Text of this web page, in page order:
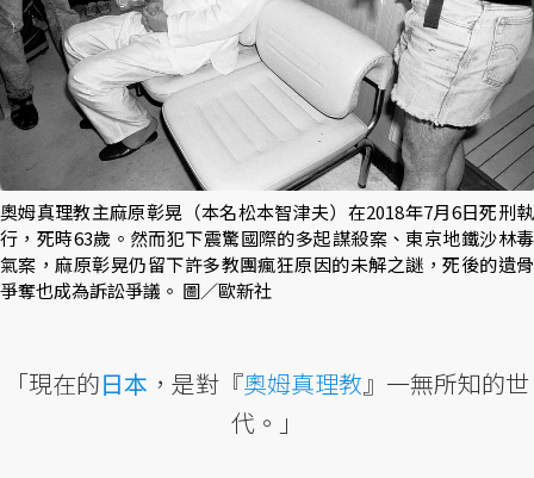
奧姆真理教主麻原彰晃（本名松本智津夫）在2018年7月6日死刑執
行，死時63歲。然而犯下震驚國際的多起謀殺案、東京地鐵沙林毒
氣案，麻原彰晃仍留下許多教團瘋狂原因的未解之謎，死後的遺骨
爭奪也成為訴訟爭議。 圖／歐新社
「現在的日本 ，是對『奧姆真理教』一無所知的世
代。」